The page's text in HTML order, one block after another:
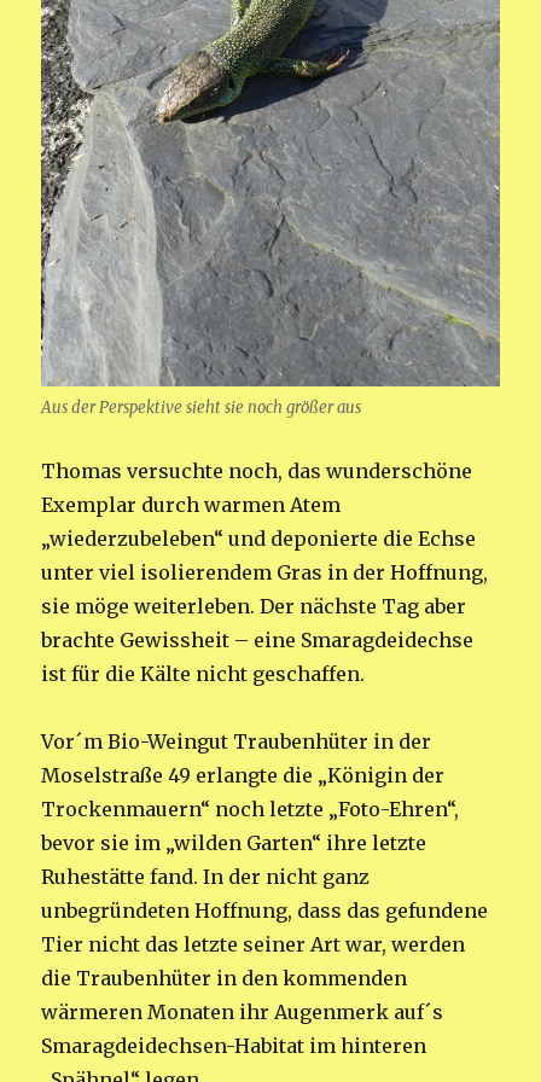
Aus der Perspektive sieht sie noch größer aus
Thomas versuchte noch, das wunderschöne
Exemplar durch warmen Atem
„wiederzubeleben“ und deponierte die Echse
unter viel isolierendem Gras in der Hoffnung,
sie möge weiterleben. Der nächste Tag aber
brachte Gewissheit – eine Smaragdeidechse
ist für die Kälte nicht geschaffen.
Vor´m Bio-Weingut Traubenhüter in der
Moselstraße 49 erlangte die „Königin der
Trockenmauern“ noch letzte „Foto-Ehren“,
bevor sie im „wilden Garten“ ihre letzte
Ruhestätte fand. In der nicht ganz
unbegründeten Hoffnung, dass das gefundene
Tier nicht das letzte seiner Art war, werden
die Traubenhüter in den kommenden
wärmeren Monaten ihr Augenmerk auf´s
Smaragdeidechsen-Habitat im hinteren